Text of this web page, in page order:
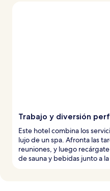
Trabajo y diversión
Este hotel combina los
lujo de un spa. Afronta las
reuniones, y luego
de sauna y bebidas junto a la